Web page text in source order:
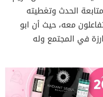
الحدث وتغطيته
معه، حيث أن ابو
في المجتمع وله